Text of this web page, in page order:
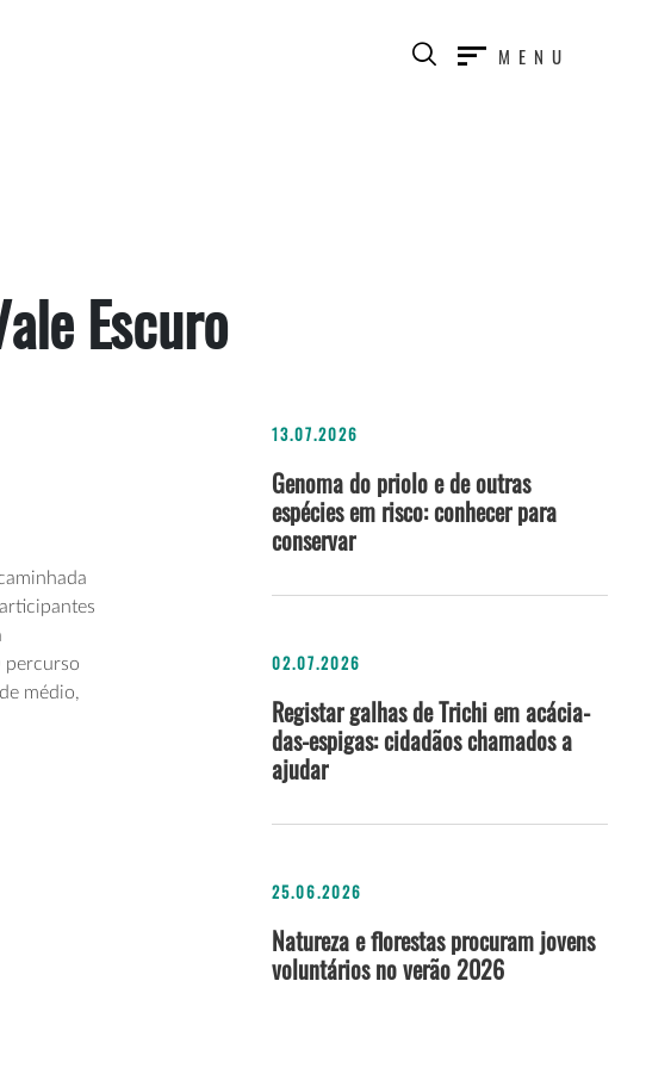
MENU
Escuro
percurso
médio,
13.07.2026
Genoma do priolo e de outras
espécies em risco: conhecer para
conservar
02.07.2026
Registar galhas de Trichi em acácia-
das-espigas: cidadãos chamados a
ajudar
25.06.2026
Natureza e florestas procuram jovens
voluntários no verão 2026